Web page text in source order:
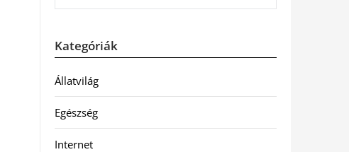
Kategóriák
Állatvilág
Egészség
Internet